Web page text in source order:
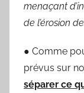
menaçant
de l’érosion
● Comme
prévus sur
séparer ce